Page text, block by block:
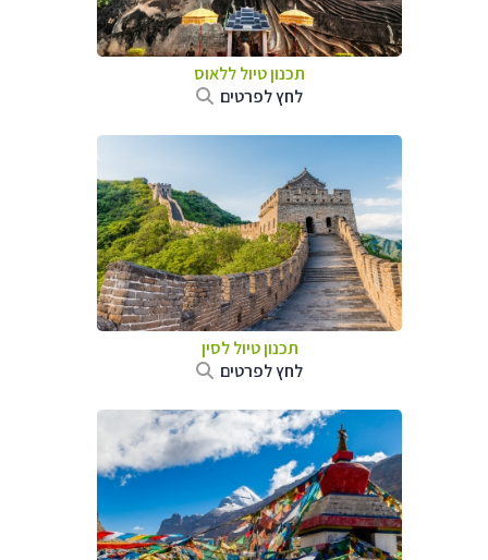
תכנון טיולללאוס
לחץ לפרטים
תכנון טיוללסין
לחץ לפרטים